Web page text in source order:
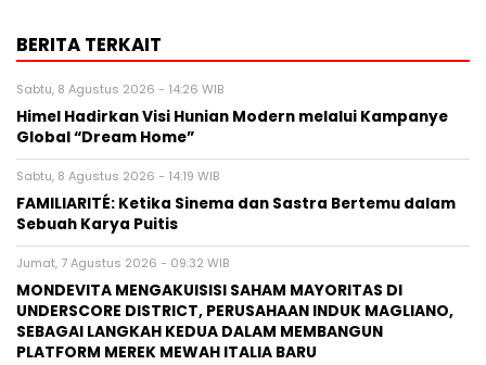
BERITA TERKAIT
Sabtu, 8 Agustus 2026 - 14:26 WIB
Himel Hadirkan Visi Hunian Modern melalui Kampanye
Global “Dream Home”
Sabtu, 8 Agustus 2026 - 14:19 WIB
FAMILIARITÉ: Ketika Sinema dan Sastra Bertemu dalam
Sebuah Karya Puitis
Jumat, 7 Agustus 2026 - 09:32 WIB
MONDEVITA MENGAKUISISI SAHAM MAYORITAS DI
UNDERSCORE DISTRICT, PERUSAHAAN INDUK MAGLIANO,
SEBAGAI LANGKAH KEDUA DALAM MEMBANGUN
PLATFORM MEREK MEWAH ITALIA BARU